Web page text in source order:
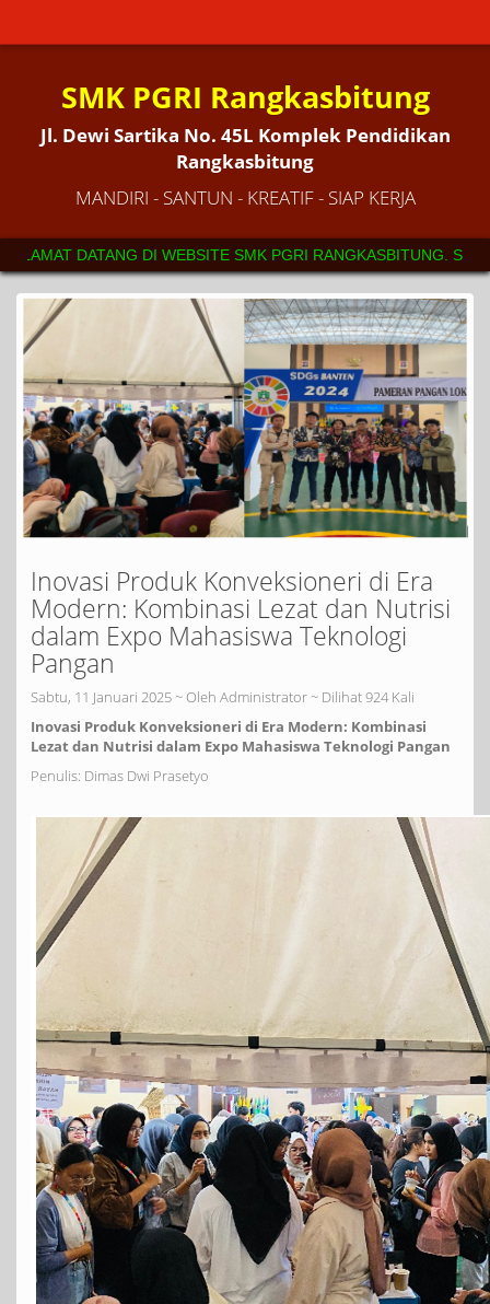
SMK PGRI Rangkasbitung
Jl. Dewi Sartika No. 45L Komplek Pendidikan
Rangkasbitung
MANDIRI - SANTUN - KREATIF - SIAP KERJA
DI WEBSITE SMK PGRI RANGKASBITUNG. SEKOLAH YANG
Inovasi Produk Konveksioneri di Era
Modern: Kombinasi Lezat dan Nutrisi
dalam Expo Mahasiswa Teknologi
Pangan
Sabtu, 11 Januari 2025 ~ Oleh Administrator ~ Dilihat 924 Kali
Inovasi Produk Konveksioneri di Era Modern: Kombinasi
Lezat dan Nutrisi dalam Expo Mahasiswa Teknologi Pangan
Penulis: Dimas Dwi Prasetyo